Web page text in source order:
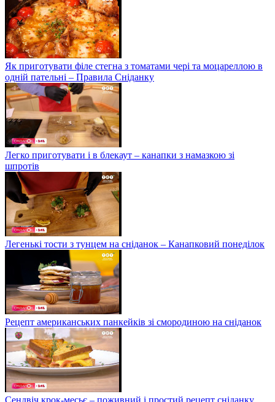
Як приготувати філе стегна з томатами чері та моцареллою в
одній пательні – Правила Сніданку
Легко приготувати і в блекаут – канапки з намазкою зі
шпротів
Легенькі тости з тунцем на сніданок – Канапковий понеділок
Рецепт американських панкейків зі смородиною на сніданок
Сендвіч крок-месьє – поживний і простий рецепт сніданку